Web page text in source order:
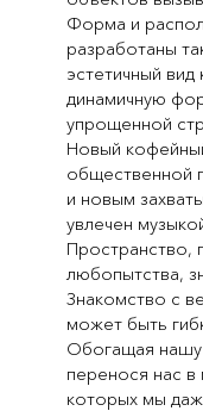
Форма и
разработаны
эстетичный
динамичную
упрощенной
Новый
общественной
и новым
увлечен
Пространство,
любопытства,
Знакомство с
может быть
Обогащая нашу
перенося нас
которых мы